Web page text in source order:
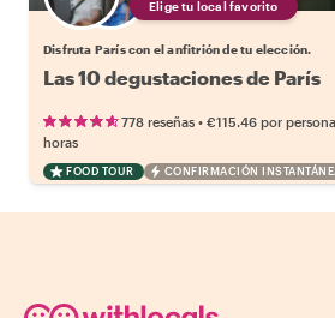
Elige tu local favorito
Disfruta París con el anfitrión de tu elección.
Las 10 degustaciones de París
778 reseñas • €115.46 por persona
horas
FOOD TOUR CONFIRMACIÓN